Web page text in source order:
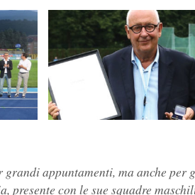
grandi appuntamenti, ma anche
presente con le sue squadre